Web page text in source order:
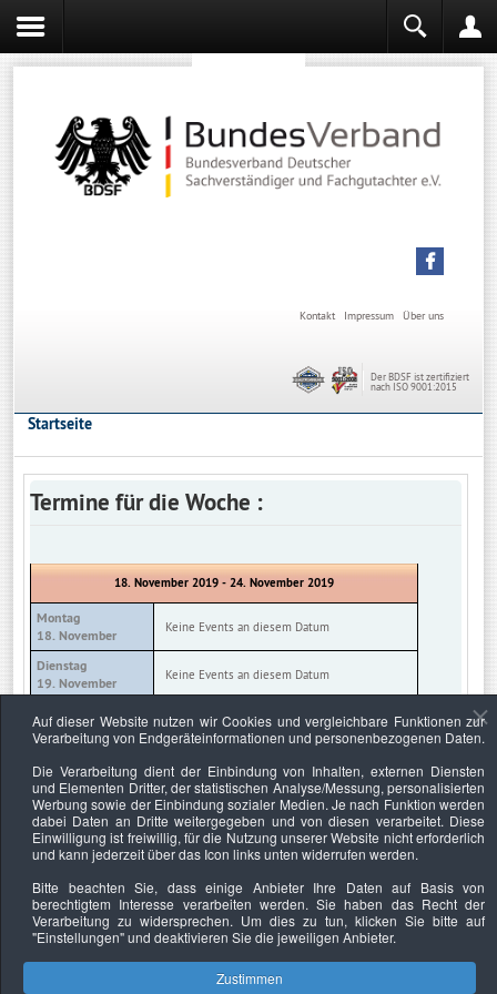
Über uns
Impressum
Kontakt
Der BDSF ist zertifiziert
nach ISO 9001:2015
Startseite
Termine für die Woche :
18. November 2019 - 24. November 2019
Montag
18. November
Keine Events an diesem Datum
Dienstag
19. November
Keine Events an diesem Datum
Mittwoch
20. November
Keine Events an diesem Datum
21. November
Keine Events an diesem Datum
Freitag
22. November
Keine Events an diesem Datum
Samstag
Sonntag
24. November
Keine Events an diesem Datum
Auf dieser Website nutzen wir Cookies und vergleichbare Funktionen zur
Verarbeitung von Endgeräteinformationen und personenbezogenen Daten.
Die Verarbeitung dient der Einbindung von Inhalten, externen Diensten
und Elementen Dritter, der statistischen Analyse/Messung, personalisierten
Werbung sowie der Einbindung sozialer Medien. Je nach Funktion werden
dabei Daten an Dritte weitergegeben und von diesen verarbeitet. Diese
Einwilligung ist freiwillig, für die Nutzung unserer Website nicht erforderlich
und kann jederzeit über das Icon links unten widerrufen werden.
Bitte beachten Sie, dass einige Anbieter Ihre Daten auf Basis von
berechtigtem Interesse verarbeiten werden. Sie haben das Recht der
Verarbeitung zu widersprechen. Um dies zu tun, klicken Sie bitte auf
"Einstellungen"und deaktivieren Sie die jeweiligen Anbieter.
Zustimmen